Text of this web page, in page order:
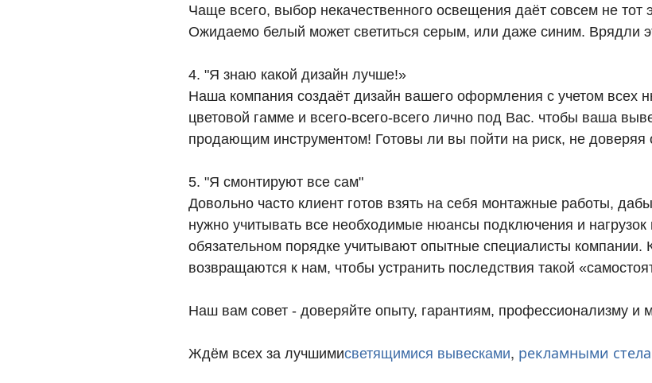
Чаще всего, выбор некачественного освещения даёт совсем не тот
Ожидаемо белый может светиться серым, или даже синим. Врядли
4. "Я знаю какой дизайн лучше!»
Наша компания создаёт дизайн вашего оформления с учетом всех
цветовой гамме и всего-всего-всего лично под Вас. чтобы ваша
продающим инструментом! Готовы ли вы пойти на риск, не доверяя
5. "Я смонтируют все сам"
Довольно часто клиент готов взять на себя монтажные работы,
нужно учитывать все необходимые нюансы подключения и нагрузок
обязательном порядке учитывают опытные специалисты компании.
возвращаются к нам, чтобы устранить последствия такой
Наш вам совет - доверяйте опыту, гарантиям, профессионализму и
Ждём всех за лучшимисветящимися вывесками, рекламными